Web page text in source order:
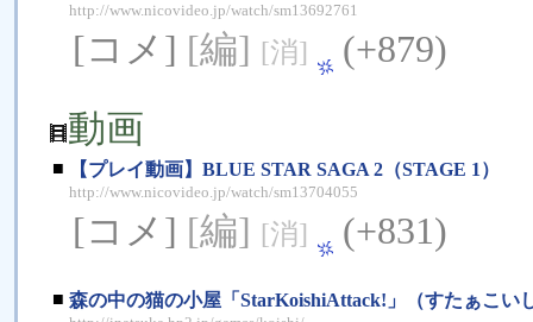
http://www.nicovideo.jp/watch/sm13692761
[コメ] [編] [消]
(+879)
動画
■ 【プレイ動画】BLUE STAR SAGA 2（STAGE 1）
http://www.nicovideo.jp/watch/sm13704055
[コメ] [編] [消] (+831)
■ 森の中の猫の小屋「StarKoishiAttack!」（すたぁこい